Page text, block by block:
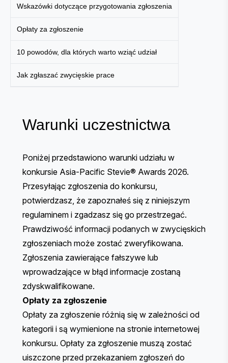
Wskazówki dotyczące przygotowania zgłoszenia
Opłaty za zgłoszenie
10 powodów, dla których warto wziąć udział
Jak zgłaszać zwycięskie prace
Warunki uczestnictwa
Poniżej przedstawiono warunki udziału w
konkursie Asia-Pacific Stevie® Awards 2026.
Przesyłając zgłoszenia do konkursu,
potwierdzasz, że zapoznałeś się z niniejszym
regulaminem i zgadzasz się go przestrzegać.
Prawdziwość informacji podanych w zwycięskich
zgłoszeniach może zostać zweryfikowana.
Zgłoszenia zawierające fałszywe lub
wprowadzające w błąd informacje zostaną
zdyskwalifikowane.
Opłaty za zgłoszenie
Opłaty za zgłoszenie różnią się w zależności od
kategorii i są wymienione na stronie internetowej
konkursu. Opłaty za zgłoszenie muszą zostać
uiszczone przed przekazaniem zgłoszeń do